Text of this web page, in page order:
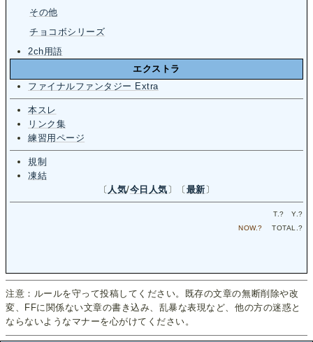
その他
チョコボシリーズ
2ch用語
エクストラ
ファイナルファンタジー Extra
本スレ
リンク集
練習用ページ
規制
凍結
〔 人気/今日人気 〕〔 最新 〕
T.? Y.?
NOW.? TOTAL.?
注意：ルールを守って投稿してください。既存の文章の無断削除や改
変、FFに関係ない文章の書き込み、乱暴な表現など、他の方の迷惑と
ならないようなマナーを心がけてください。